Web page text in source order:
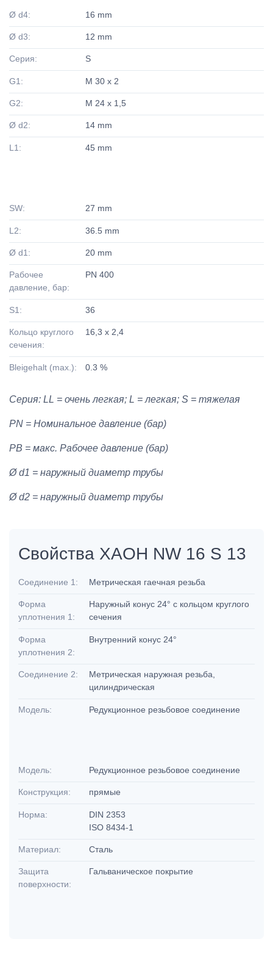
Ø d4: 16 mm
Ø d3: 12 mm
Серия: S
G1: M 30 x 2
G2: M 24 x 1,5
Ø d2: 14 mm
L1: 45 mm
SW: 27 mm
L2: 36.5 mm
Ø d1: 20 mm
Рабочее
давление, бар:
PN 400
S1: 36
Кольцо круглого
сечения:
16,3 x 2,4
Bleigehalt (max.): 0.3 %
Серия: LL = очень легкая; L = легкая; S = тяжелая
PN = Номинальное давление (бар)
PB = макс. Рабочее давление (бар)
Ø d1 = наружный диаметр трубы
Ø d2 = наружный диаметр трубы
Свойства XAOH NW 16 S 13
Соединение 1: Метрическая гаечная резьба
Форма
уплотнения 1:
Наружный конус 24° с кольцом круглого
сечения
Форма
уплотнения 2:
Внутренний конус 24°
Соединение 2:
Метрическая наружная резьба,
цилиндрическая
Модель: Редукционное резьбовое соединение
Модель: Редукционное резьбовое соединение
Конструкция: прямые
Норма:
DIN 2353
ISO 8434-1
Материал: Сталь
Защита
поверхности:
Гальваническое покрытие